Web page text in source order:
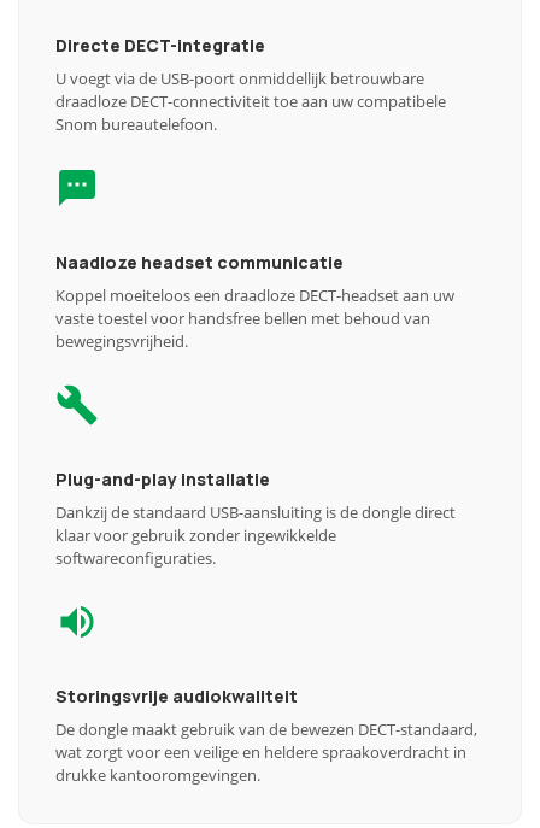
Directe DECT-integratie
U voegt via de USB-poort onmiddellijk betrouwbare
draadloze DECT-connectiviteit toe aan uw compatibele
Snom bureautelefoon.
Naadloze headset communicatie
Koppel moeiteloos een draadloze DECT-headset aan uw
vaste toestel voor handsfree bellen met behoud van
bewegingsvrijheid.
Plug-and-play installatie
Dankzij de standaard USB-aansluiting is de dongle direct
klaar voor gebruik zonder ingewikkelde
softwareconfiguraties.
Storingsvrije audiokwaliteit
De dongle maakt gebruik van de bewezen DECT-standaard,
wat zorgt voor een veilige en heldere spraakoverdracht in
drukke kantooromgevingen.